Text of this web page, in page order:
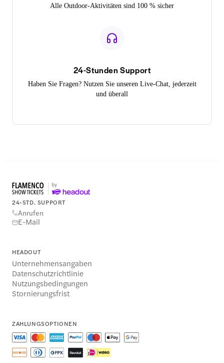
Alle Outdoor-Aktivitäten sind 100 % sicher
24-Stunden Support
Haben Sie Fragen? Nutzen Sie unseren Live-Chat, jederzeit
und überall
24-STD. SUPPORT
Anrufen
E-Mail
HEADOUT
Unternehmensangaben
Datenschutzrichtlinie
Nutzungsbedingungen
Stornierungsfrist
ZAHLUNGSOPTIONEN